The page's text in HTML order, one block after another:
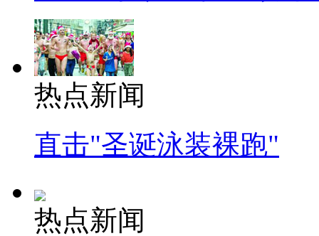
热点新闻
直击"圣诞泳装裸跑"
热点新闻